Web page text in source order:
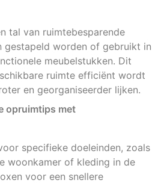
tal van ruimtebesparende
gestapeld worden of gebruikt in
meubelstukken. Dit
ruimte efficiënt wordt
en georganiseerder lijken.
opruimtips met
specifieke doeleinden, zoals
woonkamer of kleding in de
voor een snellere